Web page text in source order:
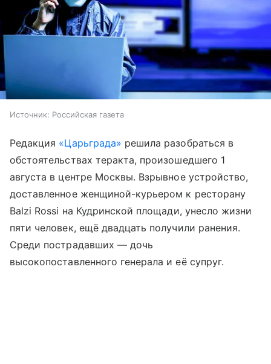
Источник: Российская газета
Редакция «Царьграда» решила разобраться в
обстоятельствах теракта, произошедшего 1
августа в центре Москвы. Взрывное устройство,
доставленное женщиной-курьером к ресторану
Balzi Rossi на Кудринской площади, унесло жизни
пяти человек, ещё двадцать получили ранения.
Среди пострадавших — дочь
высокопоставленного генерала и её супруг.